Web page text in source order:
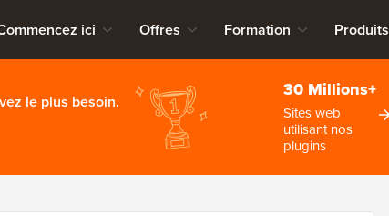
ici Offres Formation Produits
le plus besoin.
30 Millions+
Sites web
utilisant nos
plugins